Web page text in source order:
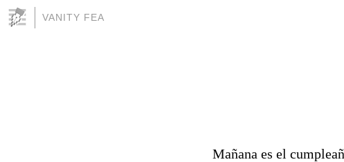
VANITY FEA
Mañana es el